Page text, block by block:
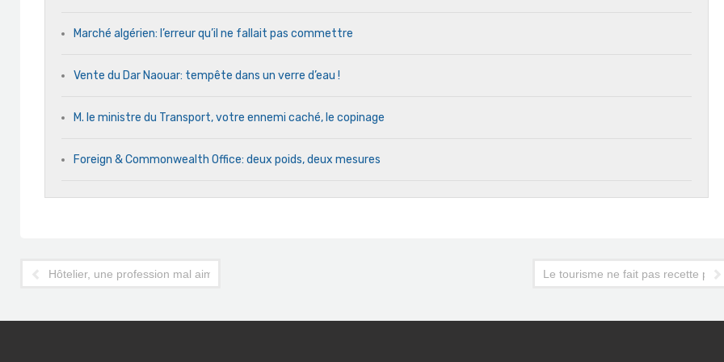
Marché algérien: l’erreur qu’il ne fallait pas commettre
Vente du Dar Naouar: tempête dans un verre d’eau !
M. le ministre du Transport, votre ennemi caché, le copinage
Foreign & Commonwealth Office: deux poids, deux mesures
Hôtelier, une profession mal aimée ou mal comprise ? Le tourisme ne fait pas recette